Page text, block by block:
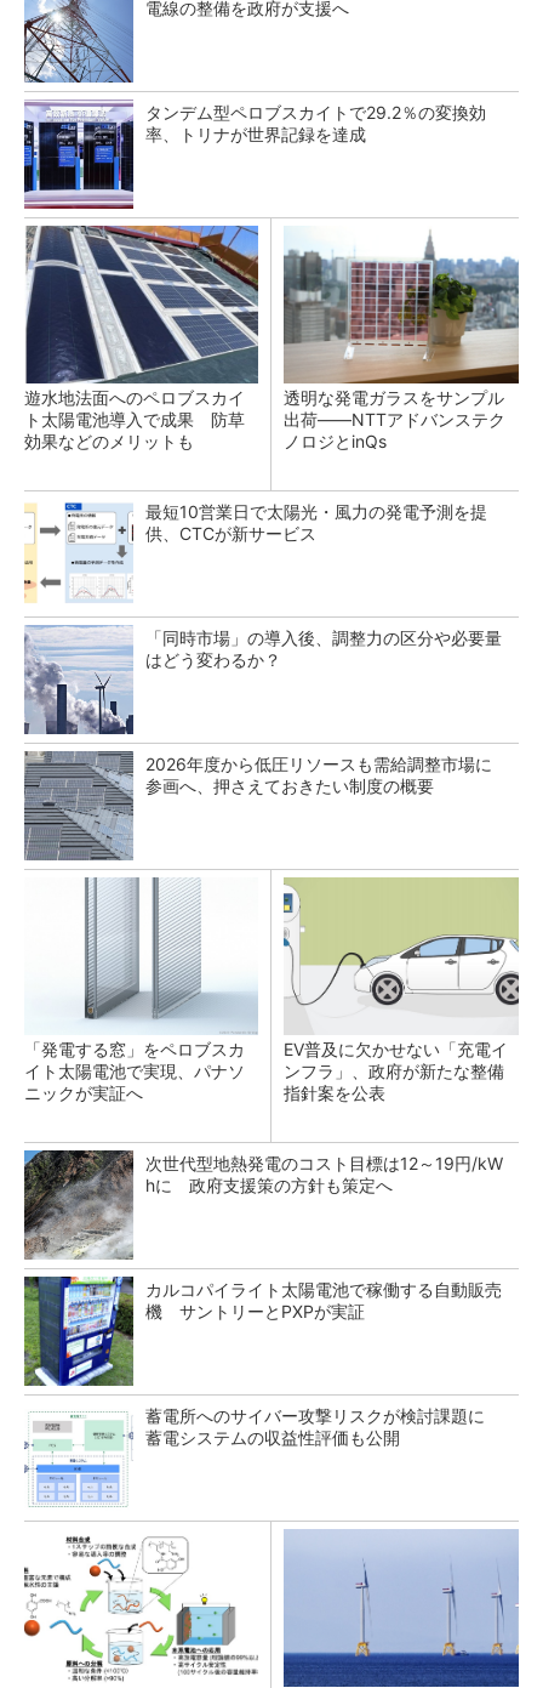
電線の整備を政府が支援へ
タンデム型ペロブスカイトで29.2％の変換効
率、トリナが世界記録を達成
遊水地法面へのペロブスカイ
ト太陽電池導入で成果 防草
効果などのメリットも
透明な発電ガラスをサンプル
出荷――NTTアドバンステク
ノロジとinQs
最短10営業日で太陽光・風力の発電予測を提
供、CTCが新サービス
「同時市場」の導入後、調整力の区分や必要量
はどう変わるか？
2026年度から低圧リソースも需給調整市場に
参画へ、押さえておきたい制度の概要
「発電する窓」をペロブスカ
イト太陽電池で実現、パナソ
ニックが実証へ
EV普及に欠かせない「充電イ
ンフラ」、政府が新たな整備
指針案を公表
次世代型地熱発電のコスト目標は12～19円/kW
hに 政府支援策の方針も策定へ
カルコパイライト太陽電池で稼働する自動販売
機 サントリーとPXPが実証
蓄電所へのサイバー攻撃リスクが検討課題に
蓄電システムの収益性評価も公開